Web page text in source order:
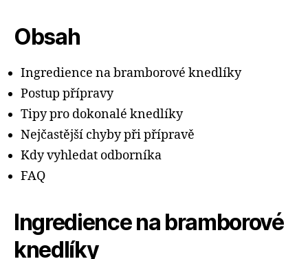
Obsah
Ingredience na bramborové knedlíky
Postup přípravy
Tipy pro dokonalé knedlíky
Nejčastější chyby při přípravě
Kdy vyhledat odborníka
FAQ
Ingredience na bramborové
knedlíky